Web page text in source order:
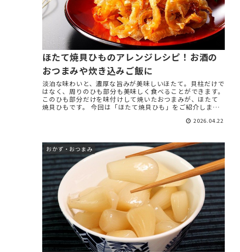
ほたて焼貝ひものアレンジレシピ！お酒の
おつまみや炊き込みご飯に
淡泊な味わいと、濃厚な旨みが美味しいほたて。貝柱だけで
はなく、周りのひも部分も美味しく食べることができます。
このひも部分だけを味付けして焼いたおつまみが、ほたて
焼貝ひもです。 今回は「ほたて焼貝ひも」をご紹介しま
2026.04.22
おかず・おつまみ